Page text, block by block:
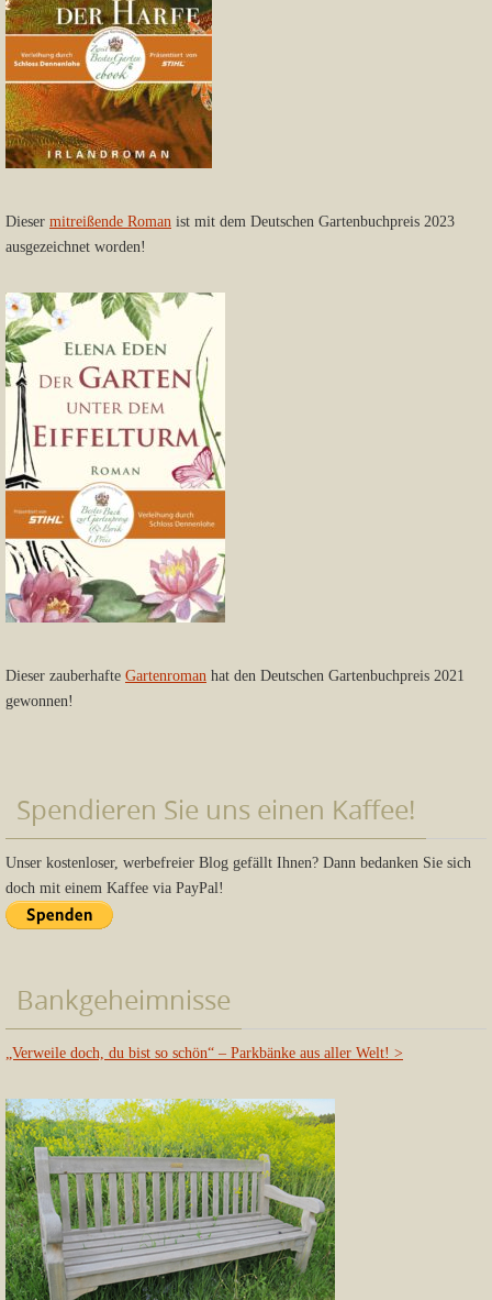
Dieser mitreißende Roman ist mit dem Deutschen Gartenbuchpreis 2023
ausgezeichnet worden!
Dieser zauberhafte Gartenroman hat den Deutschen Gartenbuchpreis 2021
gewonnen!
Spendieren Sie uns einen Kaffee!
Unser kostenloser, werbefreier Blog gefällt Ihnen? Dann bedanken Sie sich
doch mit einem Kaffee via PayPal!
Bankgeheimnisse
„Verweile doch, du bist so schön“ – Parkbänke aus aller Welt! >